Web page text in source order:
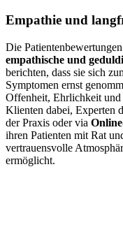
Empathie und
Die
empathische und
berichten, dass sie sich
Symptomen ernst
Offenheit, Ehrlichkeit und
Klienten dabei, Experten
der Praxis oder via
ihren Patienten mit Rat
vertrauensvolle
ermöglicht.